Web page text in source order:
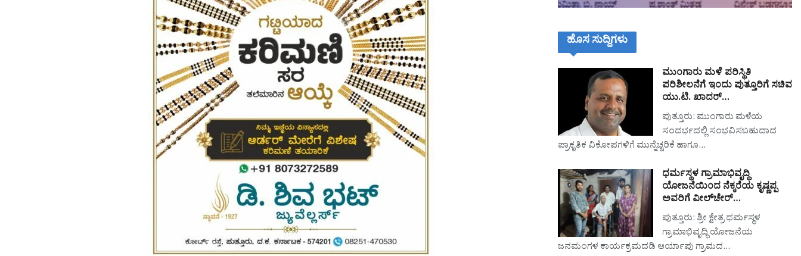
ಹೊಸ ಸುದ್ದಿಗಳು
ಮುಂಗಾರು ಮಳೆ ಪರಿಸ್ಥಿತಿ
ಪರಿಶೀಲನೆಗೆ ಇಂದು ಪುತ್ತೂರಿಗೆ ಸಚಿವ
ಯು.ಟಿ. ಖಾದರ್…
ಪುತ್ತೂರು: ಮುಂಗಾರು ಮಳೆಯ
ಸಂದರ್ಭದಲ್ಲಿ ಸಂಭವಿಸಬಹುದಾದ
ಪ್ರಾಕೃತಿಕ ವಿಕೋಪಗಳಿಗೆ ಮುನ್ನೆಚ್ಚರಿಕೆ ಹಾಗೂ…
ಧರ್ಮಸ್ಥಳ ಗ್ರಾಮಾಭಿವೃದ್ಧಿ
ಯೋಜನೆಯಿಂದ ನೆಕ್ಕರೆಯ ಕೃಷ್ಣಪ್ಪ
ಅವರಿಗೆ ವೀಲ್‌ಚೇರ್…
ಪುತ್ತೂರು: ಶ್ರೀ ಕ್ಷೇತ್ರ ಧರ್ಮಸ್ಥಳ
ಗ್ರಾಮಾಭಿವೃದ್ಧಿ ಯೋಜನೆಯ
ಜನಮಂಗಳ ಕಾರ್ಯಕ್ರಮದಡಿ ಆರ್ಯಾಪು ಗ್ರಾಮದ…